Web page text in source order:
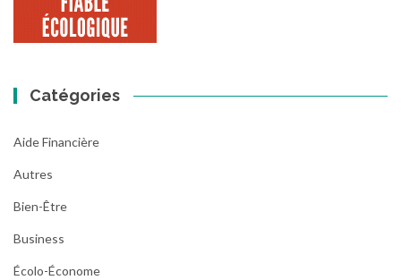
Catégories
Aide Financière
Autres
Bien-Être
Business
Écolo-Économe